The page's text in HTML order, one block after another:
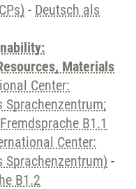
- Deutsch als
Materials
Center:
Sprachenzentrum;
B1.1
Center:
Sprachenzentrum) -
B1.2